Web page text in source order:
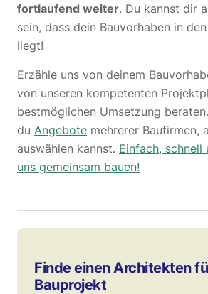
fortlaufend weiter. Du kannst dir
sein, dass dein Bauvorhaben in
liegt!
Erzähle uns von deinem
von unseren kompetenten
bestmöglichen Umsetzung
du Angebote mehrerer Baufirmen,
auswählen kannst. Einfach, schnell
uns gemeinsam bauen!
Finde einen Architekten
Bauprojekt